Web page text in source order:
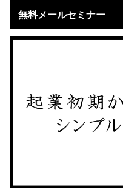
無料メールセミナー